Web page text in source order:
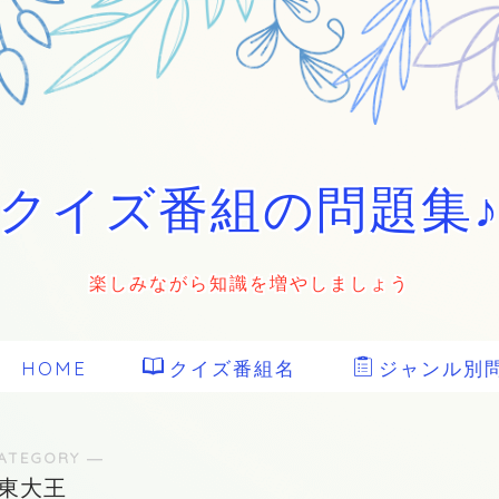
イズ番組の問題集
楽しみながら知識を増やしましょう
HOME クイズ番組名 ジャンル別
―
大王